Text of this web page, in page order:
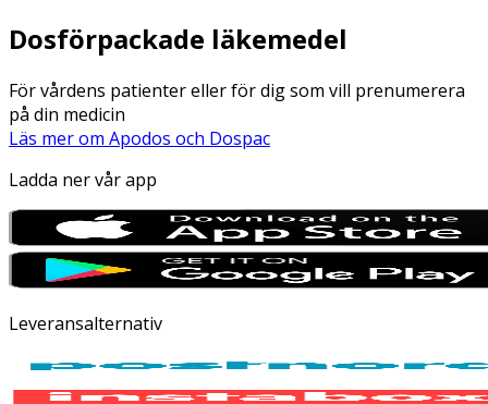
Dosförpackade läkemedel
För vårdens patienter eller för dig som vill prenumerera
på din medicin
Läs mer om Apodos och Dospac
Ladda ner vår app
Leveransalternativ